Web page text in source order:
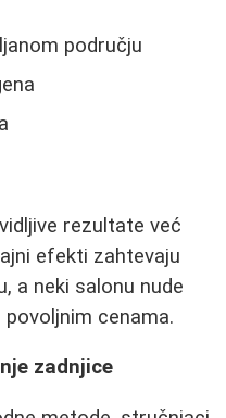
području
rezultate već
efekti zahtevaju
a neki salonu nude
cenama.
zadnjice